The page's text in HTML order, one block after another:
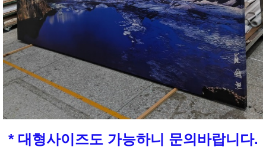
* 대형사이즈도 가능하니 문의바랍니다.